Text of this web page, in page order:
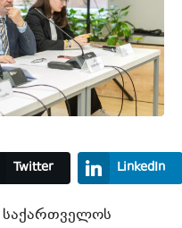
Twitter LinkedIn